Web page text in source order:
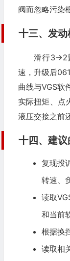
阀而忽略污染
十三、发动
滑行3→2
速，升级后
曲线与VGS软
实际扭矩、点
液压交接之前
十四、建
复现投
转速、
读取
和当前
根据换
读取相